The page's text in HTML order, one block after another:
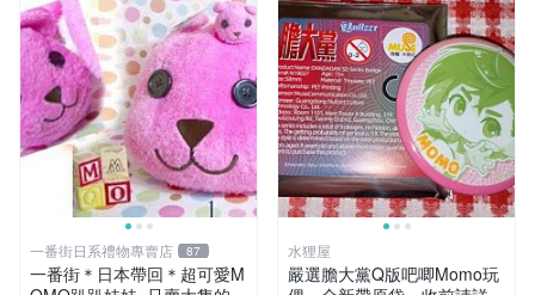
一番街日系禮物專賣店 87
一番街＊日本帶回＊超可愛M
水狸屋
嚴選膽大黨Q版吧唧Momo玩